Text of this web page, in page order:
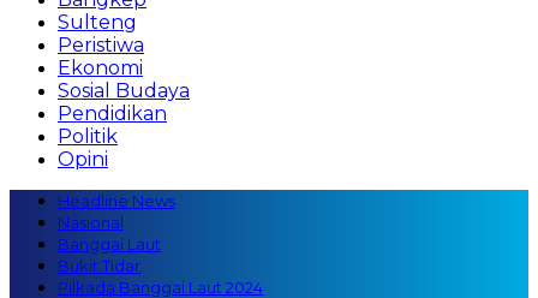
Sulteng
Peristiwa
Ekonomi
Sosial Budaya
Pendidikan
Politik
Opini
Headline News
Nasional
Banggai Laut
Bukit Tidar
Pilkada Banggai Laut 2024